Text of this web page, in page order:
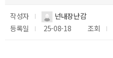
작성자
넌내장난감
등록일
25-08-18 조회